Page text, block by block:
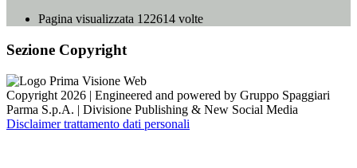
Pagina visualizzata 122614 volte
Sezione Copyright
Copyright 2026 | Engineered and powered by Gruppo Spaggiari
Parma S.p.A. | Divisione Publishing & New Social Media
Disclaimer trattamento dati personali